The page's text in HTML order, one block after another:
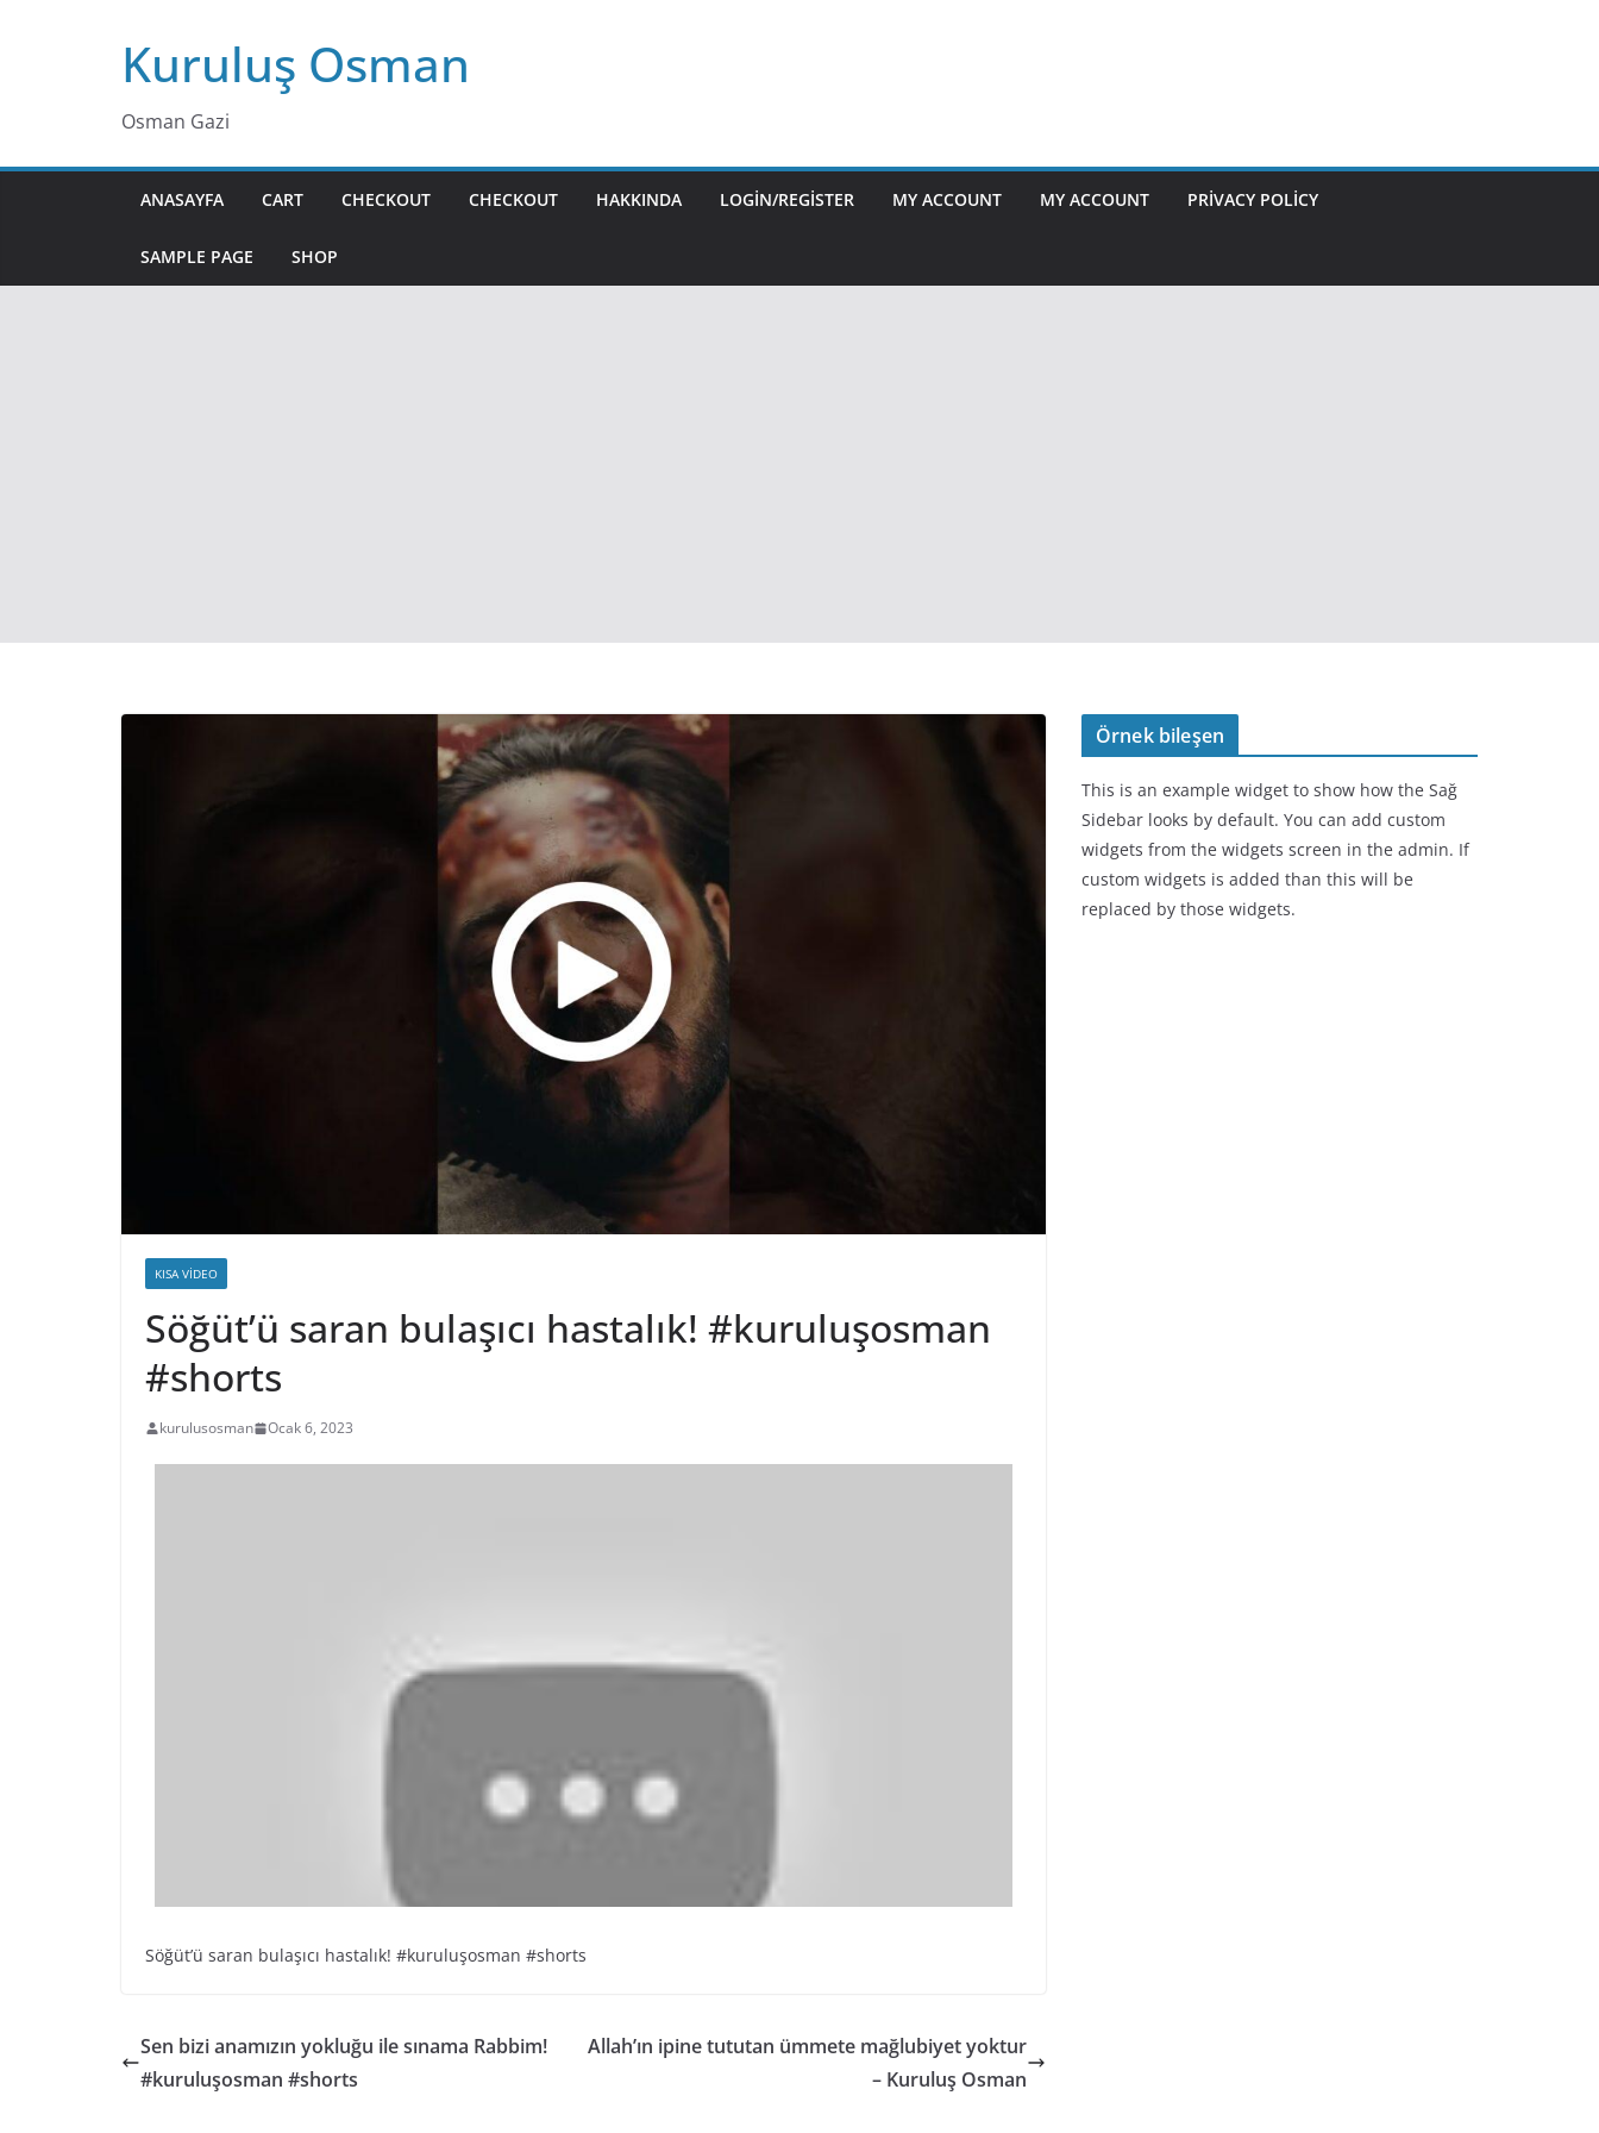
Kuruluş Osman
Osman Gazi
ANASAYFA CART CHECKOUT CHECKOUT HAKKINDA LOGIN/REGISTER MY ACCOUNT MY ACCOUNT PRIVACY POLICY
SAMPLE PAGE SHOP
KISA VIDEO
Söğüt’ü saran bulaşıcı hastalık! #kuruluşosman
#shorts
kurulusosman Ocak 6, 2023
Söğüt’ü saran bulaşıcı hastalık! #kuruluşosman #shorts
Sen bizi anamızın yokluğu ile sınama Rabbim!
#kuruluşosman #shorts
Allah’ın ipine tututan ümmete mağlubiyet yoktur
– Kuruluş Osman
Örnek bileşen
This is an example widget to show how the Sağ
Sidebar looks by default. You can add custom
widgets from the widgets screen in the admin. If
custom widgets is added than this will be
replaced by those widgets.